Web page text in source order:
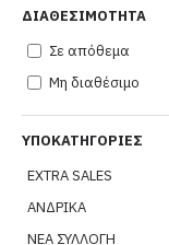
ΥΠΟΚΑΤΗΓΟΡΊΕΣ
EXTRA SALES
ΑΝΔΡΙΚΑ
ΝΕΑ ΣΥΛΛΟΓΗ
ΔΙΑΘΕΣΙΜΌΤΗΤΑ
Σε απόθεμα
Μη διαθέσιμο